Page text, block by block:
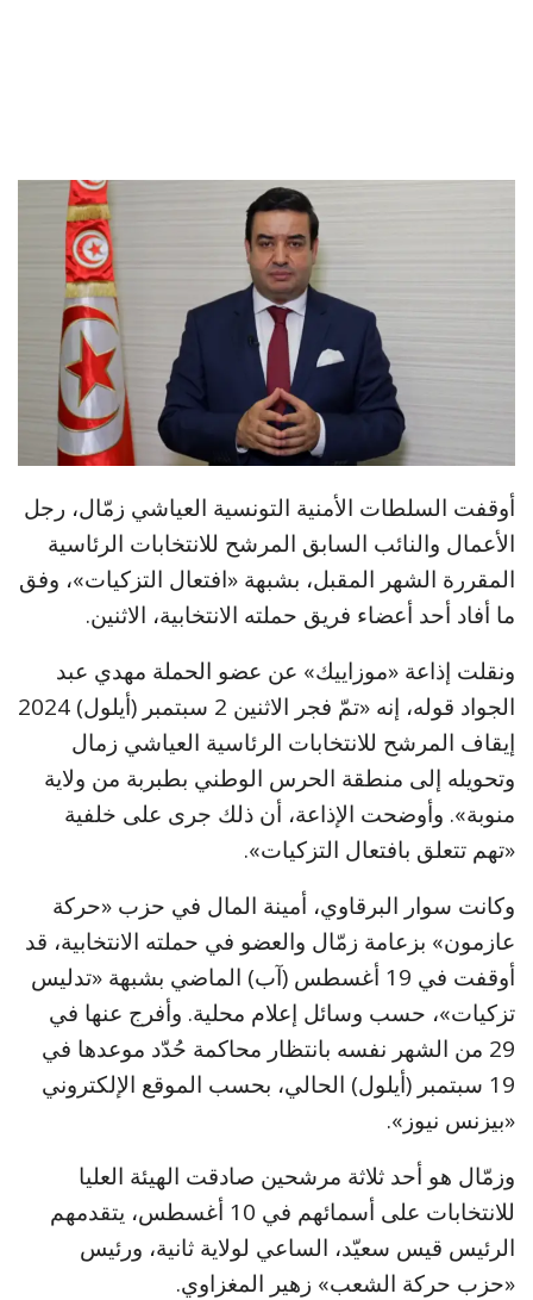
أوقفت السلطات الأمنية التونسية العياشي زمّال، رجل
الأعمال والنائب السابق المرشح للانتخابات الرئاسية
المقررة الشهر المقبل، بشبهة «افتعال التزكيات»، وفق
ما أفاد أحد أعضاء فريق حملته الانتخابية، الاثنين.
ونقلت إذاعة «موزاييك» عن عضو الحملة مهدي عبد
الجواد قوله، إنه «تمّ فجر الاثنين 2 سبتمبر (أيلول) 2024
إيقاف المرشح للانتخابات الرئاسية العياشي زمال
وتحويله إلى منطقة الحرس الوطني بطبربة من ولاية
منوبة». وأوضحت الإذاعة، أن ذلك جرى على خلفية
«تهم تتعلق بافتعال التزكيات».
وكانت سوار البرقاوي، أمينة المال في حزب «حركة
عازمون» بزعامة زمّال والعضو في حملته الانتخابية، قد
أوقفت في 19 أغسطس (آب) الماضي بشبهة «تدليس
تزكيات»، حسب وسائل إعلام محلية. وأفرج عنها في
29 من الشهر نفسه بانتظار محاكمة حُدّد موعدها في
19 سبتمبر (أيلول) الحالي، بحسب الموقع الإلكتروني
«بيزنس نيوز».
وزمّال هو أحد ثلاثة مرشحين صادقت الهيئة العليا
للانتخابات على أسمائهم في 10 أغسطس، يتقدمهم
الرئيس قيس سعيّد، الساعي لولاية ثانية، ورئيس
«حزب حركة الشعب» زهير المغزاوي.